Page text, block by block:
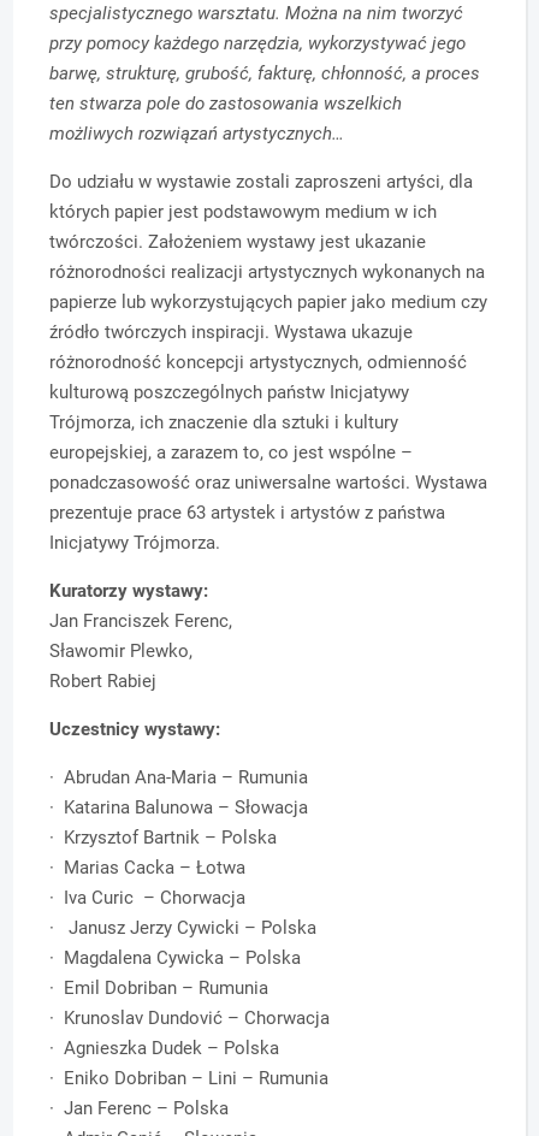
specjalistycznego warsztatu. Można na nim tworzyć
przy pomocy każdego narzędzia, wykorzystywać jego
barwę, strukturę, grubość, fakturę, chłonność, a proces
ten stwarza pole do zastosowania wszelkich
możliwych rozwiązań artystycznych…
Do udziału w wystawie zostali zaproszeni artyści, dla
których papier jest podstawowym medium w ich
twórczości. Założeniem wystawy jest ukazanie
różnorodności realizacji artystycznych wykonanych na
papierze lub wykorzystujących papier jako medium czy
źródło twórczych inspiracji. Wystawa ukazuje
różnorodność koncepcji artystycznych, odmienność
kulturową poszczególnych państw Inicjatywy
Trójmorza, ich znaczenie dla sztuki i kultury
europejskiej, a zarazem to, co jest wspólne –
ponadczasowość oraz uniwersalne wartości. Wystawa
prezentuje prace 63 artystek i artystów z państwa
Inicjatywy Trójmorza.
Kuratorzy wystawy:
Jan Franciszek Ferenc,
Sławomir Plewko,
Robert Rabiej
Uczestnicy wystawy:
· Abrudan Ana-Maria – Rumunia
· Katarina Balunowa – Słowacja
· Krzysztof Bartnik – Polska
· Marias Cacka – Łotwa
· Iva Curic – Chorwacja
· Janusz Jerzy Cywicki – Polska
· Magdalena Cywicka – Polska
· Emil Dobriban – Rumunia
· Krunoslav Dundović – Chorwacja
· Agnieszka Dudek – Polska
· Eniko Dobriban – Lini – Rumunia
· Jan Ferenc – Polska